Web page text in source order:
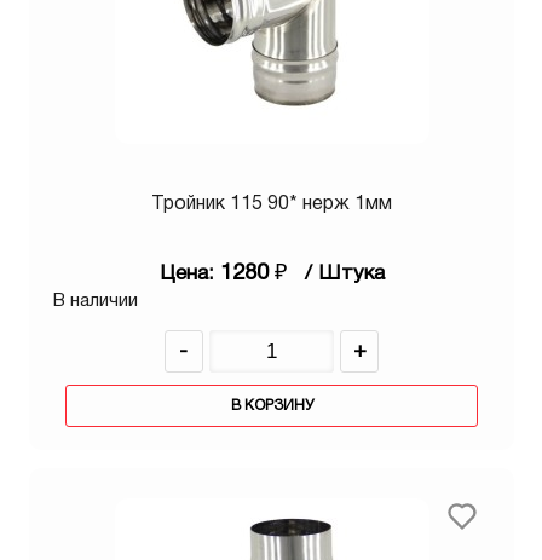
Тройник 115 90* нерж 1мм
Цена: 1280 ₽ / Штука
В наличии
- +
В КОРЗИНУ